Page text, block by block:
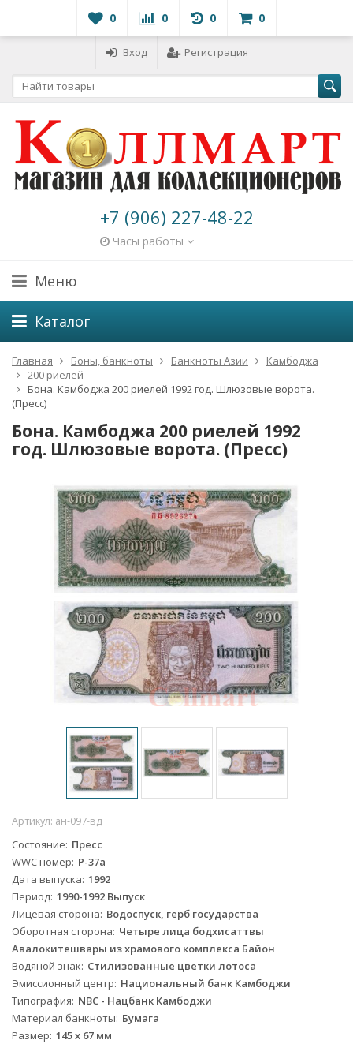
0 0 0 0
Вход Регистрация
+7 (906) 227-48-22
Часы работы
Меню
Каталог
Главная Боны, банкноты Банкноты Азии
Камбоджа
200 риелей
Бона. Камбоджа 200 риелей 1992 год. Шлюзовые ворота.
(Пресс)
Бона. Камбоджа 200 риелей 1992
год. Шлюзовые ворота. (Пресс)
Артикул: ан-097-вд
Состояние Пресс
WWC номер P-37a
Дата выпуска 1992
Период 1990-1992 Выпуск
Лицевая сторона Водоспуск, герб государства
Оборотная сторона Четыре лица бодхисаттвы
Авалокитешвары из храмового комплекса Байон
Водяной знак Стилизованные цветки лотоса
Эмиссионный центр Национальный банк Камбоджи
Типография NBC - Нацбанк Камбоджи
Материал банкноты Бумага
Размер 145 x 67 мм